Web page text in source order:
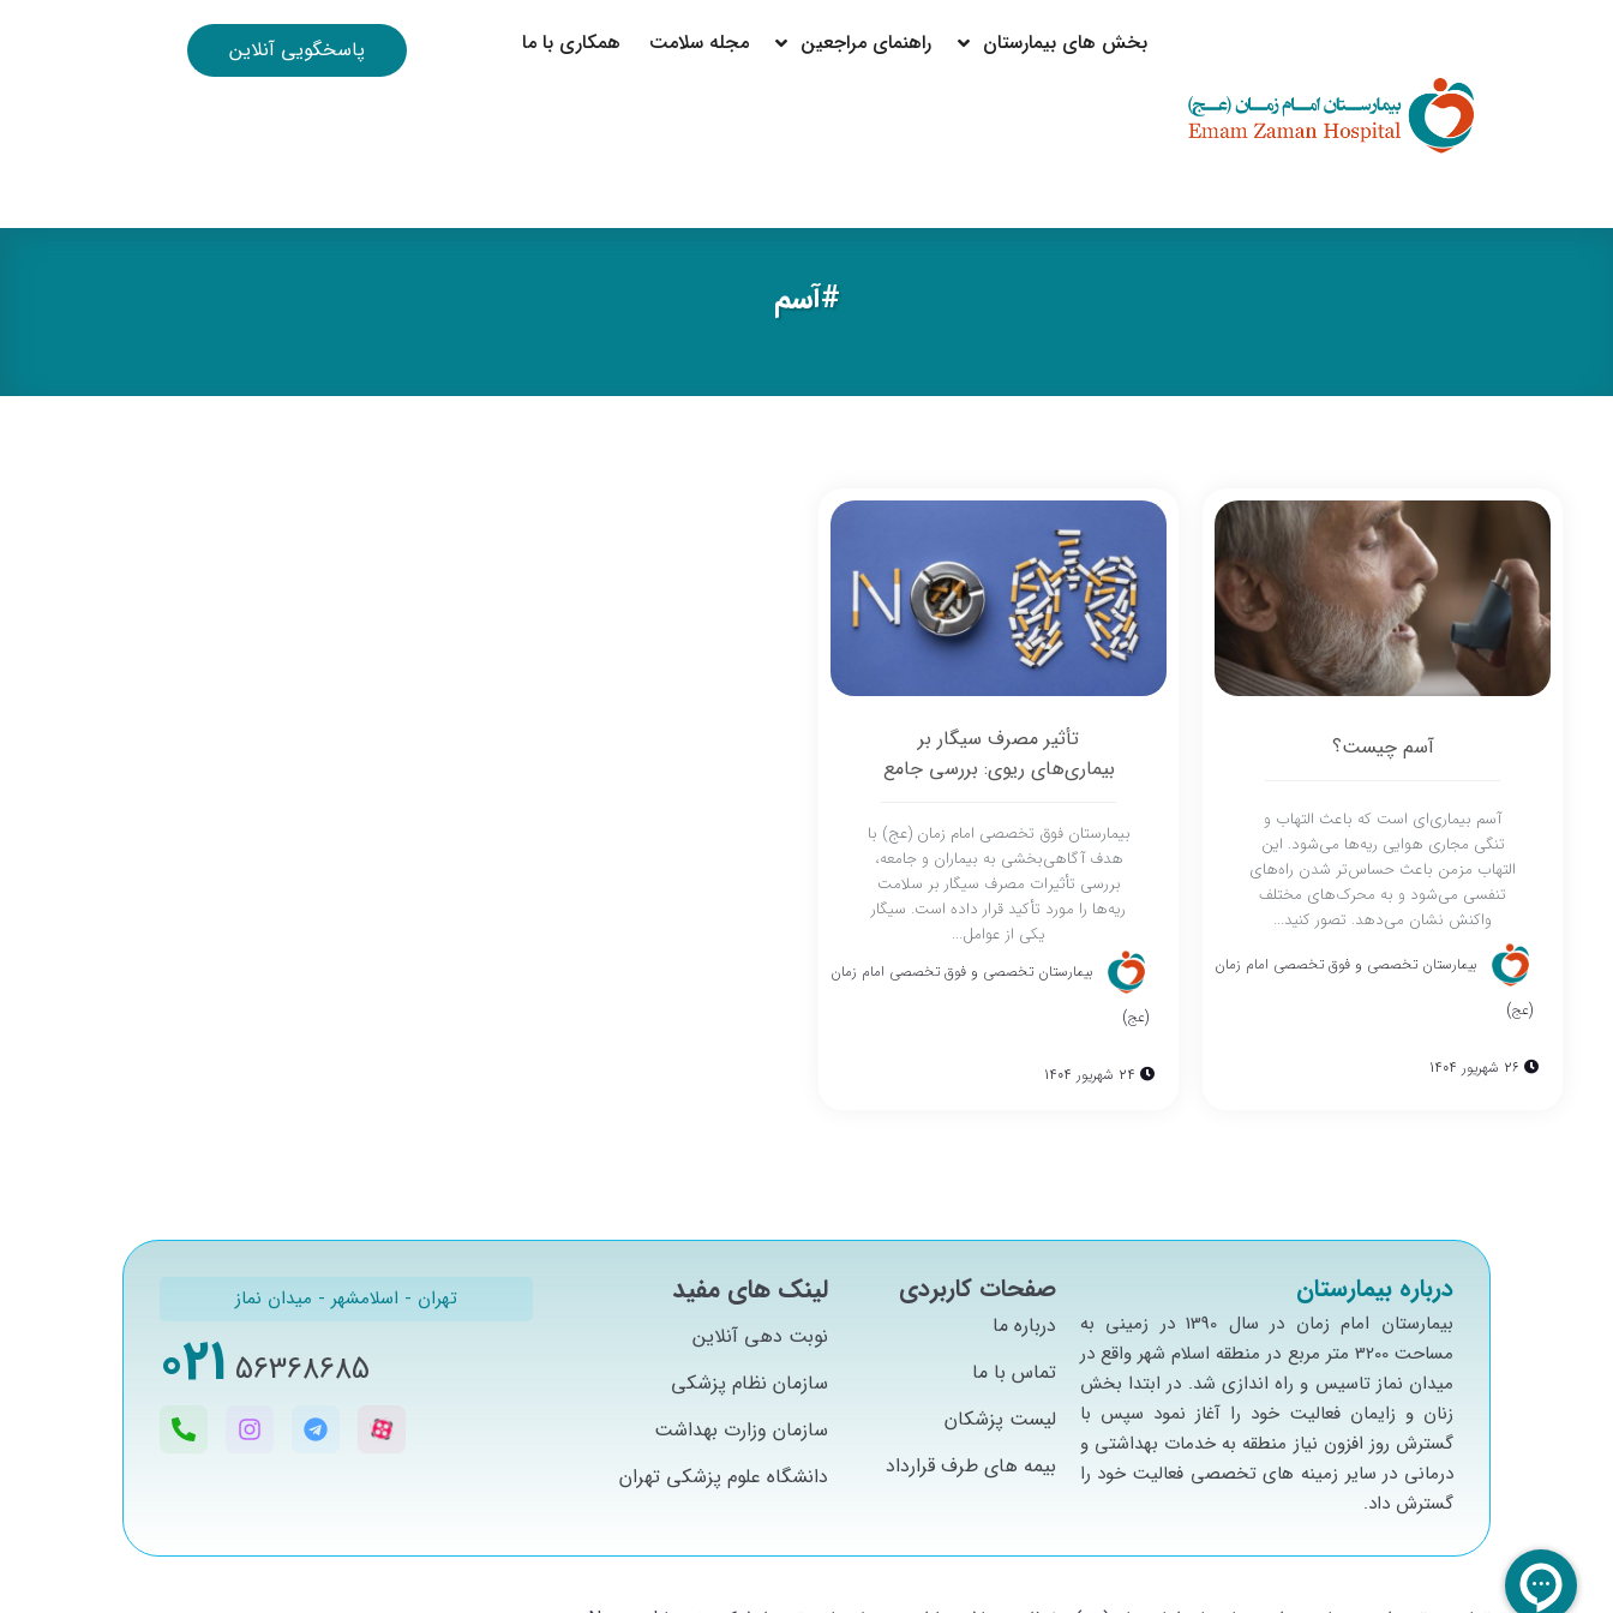
بخش های بیمارستان راهنمای مراجعین مجله سلامت همکاری با ما پاسخگویی آنلاین
#آسم
آسم چیست؟
آسم بیماری‌ای است که باعث التهاب و
تنگی مجاری هوایی ریه‌ها می‌شود. این
التهاب مزمن باعث حساس‌تر شدن راه‌های
تنفسی می‌شود و به محرک‌های مختلف
واکنش نشان می‌دهد. تصور کنید...
بیمارستان تخصصی و فوق تخصصی امام زمان
(عج)
تأثیر مصرف سیگار بر
بیماری‌های ریوی: بررسی جامع
بیمارستان فوق تخصصی امام زمان (عج) با
هدف آگاهی‌بخشی به بیماران و جامعه،
بررسی تأثیرات مصرف سیگار بر سلامت
ریه‌ها را مورد تأکید قرار داده است. سیگار
یکی از عوامل...
بیمارستان تخصصی و فوق تخصصی امام زمان
(عج)
درباره بیمارستان
بيمارستان امام زمان در سال 1390 در زميني به
مساحت 3200 متر مربع در منطقه اسلام شهر واقع در
ميدان نماز تاسيس و راه اندازي شد. در ابتدا بخش
زنان و زايمان فعاليت خود را آغاز نمود سپس با
گسترش روز افزون نياز منطقه به خدمات بهداشتي و
درماني در ساير زمينه هاي تخصصي فعاليت خود را
گسترش داد.
صفحات کاربردی
درباره ما
تماس با ما
لیست پزشکان
بیمه های طرف قرارداد
لینک های مفید
نوبت دهی آنلاین
سازمان نظام پزشکی
سازمان وزارت بهداشت
دانشگاه علوم پزشکی تهران
تهران - اسلامشهر - میدان نماز
56368685
021